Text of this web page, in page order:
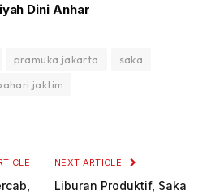
Dini Anhar
pramuka jakarta
saka
jaktim
NEXT ARTICLE
Liburan Produktif, Saka